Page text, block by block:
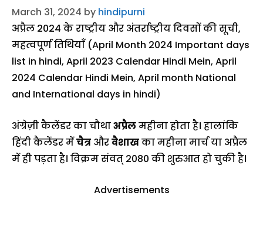
March 31, 2024 by hindipurni
अप्रैल 2024 के राष्ट्रीय और अंतर्राष्ट्रीय दिवसों की सूची,
महत्वपूर्ण तिथियाँ (April Month 2024 Important days
list in hindi, April 2023 Calendar Hindi Mein, April
2024 Calendar Hindi Mein, April month National
and International days in hindi)
अंग्रेज़ी कैलेंडर का चौथाअप्रैलमहीना होता है। हालांकि
हिंदी कैलेंडर मेंचैत्र औरवैशाखका महीना मार्च या अप्रैल
में ही पड़ता है। विक्रम संवत् 2080 की शुरुआत हो चुकी है।
Advertisements